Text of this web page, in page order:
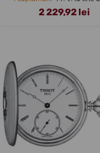
2 229,92 lei